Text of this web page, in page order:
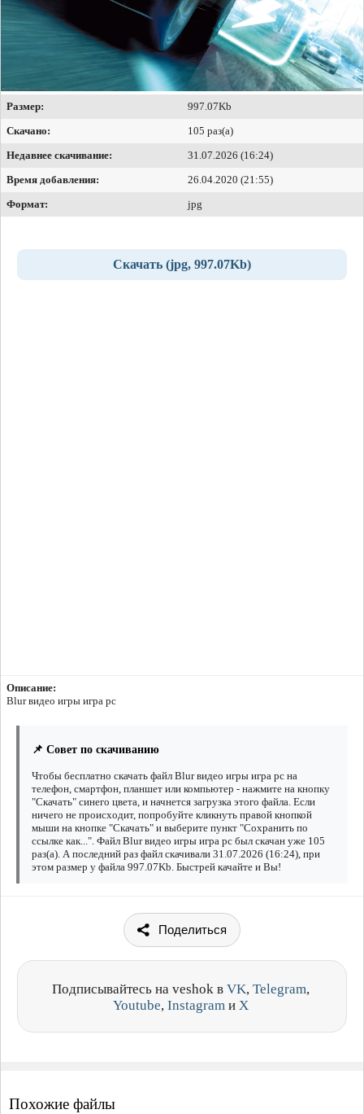
Размер:
997.07Kb
Скачано:
105 раз(а)
Недавнее скачивание:
31.07.2026 (16:24)
Время добавления:
26.04.2020 (21:55)
Формат:
jpg
Скачать (jpg, 997.07Kb)
Описание:
Blur видео игры игра pc
📌 Совет по скачиванию
Чтобы бесплатно скачать файл Blur видео игры игра pc на
телефон, смартфон, планшет или компьютер - нажмите на кнопку
"Скачать" синего цвета, и начнется загрузка этого файла. Если
ничего не происходит, попробуйте кликнуть правой кнопкой
мыши на кнопке "Скачать" и выберите пункт "Сохранить по
ссылке как...". Файл Blur видео игры игра pc был скачан уже 105
раз(а). А последний раз файл скачивали 31.07.2026 (16:24), при
этом размер у файла 997.07Kb. Быстрей качайте и Вы!
Поделиться
Подписывайтесь на veshok в VK, Telegram,
Youtube, Instagram и X
Похожие файлы